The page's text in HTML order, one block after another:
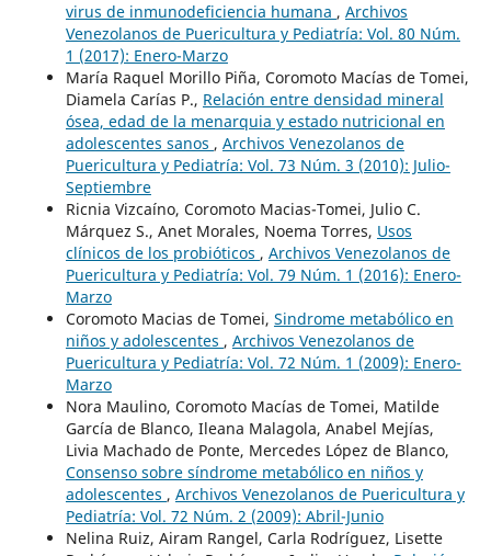
virus de inmunodeficiencia humana , Archivos
Venezolanos de Puericultura y Pediatría: Vol. 80 Núm.
1 (2017): Enero-Marzo
María Raquel Morillo Piña, Coromoto Macías de Tomei,
Diamela Carías P., Relación entre densidad mineral
ósea, edad de la menarquia y estado nutricional en
adolescentes sanos , Archivos Venezolanos de
Puericultura y Pediatría: Vol. 73 Núm. 3 (2010): Julio-
Septiembre
Ricnia Vizcaíno, Coromoto Macias-Tomei, Julio C.
Márquez S., Anet Morales, Noema Torres, Usos
clínicos de los probióticos , Archivos Venezolanos de
Puericultura y Pediatría: Vol. 79 Núm. 1 (2016): Enero-
Marzo
Coromoto Macias de Tomei, Sindrome metabólico en
niños y adolescentes , Archivos Venezolanos de
Puericultura y Pediatría: Vol. 72 Núm. 1 (2009): Enero-
Marzo
Nora Maulino, Coromoto Macías de Tomei, Matilde
García de Blanco, Ileana Malagola, Anabel Mejías,
Livia Machado de Ponte, Mercedes López de Blanco,
Consenso sobre síndrome metabólico en niños y
adolescentes , Archivos Venezolanos de Puericultura y
Pediatría: Vol. 72 Núm. 2 (2009): Abril-Junio
Nelina Ruiz, Airam Rangel, Carla Rodríguez, Lisette